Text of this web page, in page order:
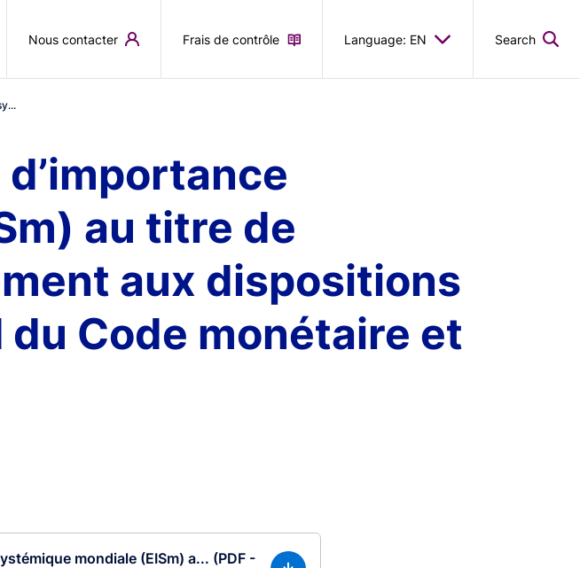
Nous contacter Frais de contrôle Language: EN Search
au titre de
aux dispositions
Code monétaire et
mondiale (EISm) a... (PDF -